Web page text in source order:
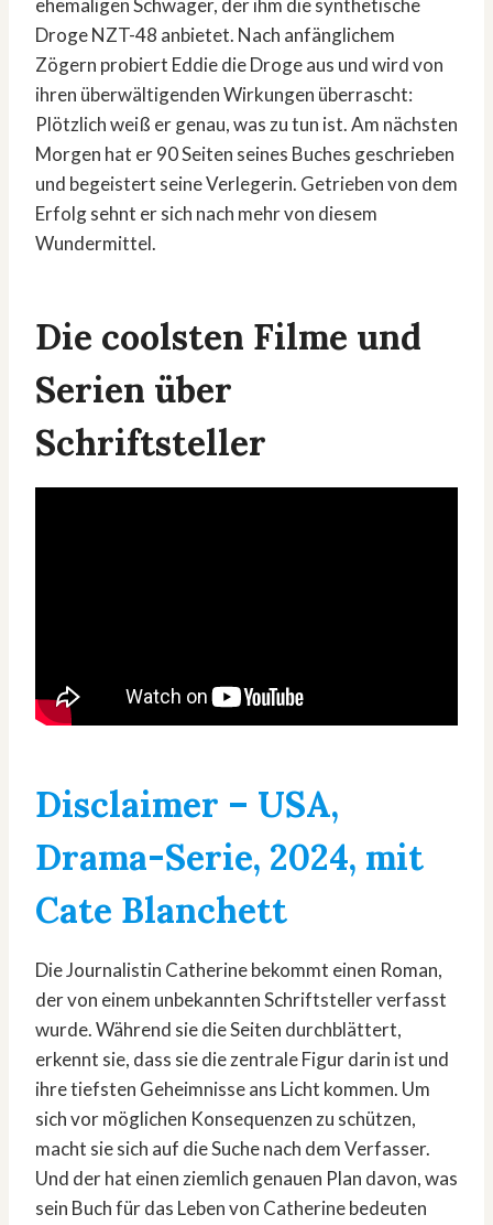
ehemaligen Schwager, der ihm die synthetische
Droge NZT-48 anbietet. Nach anfänglichem
Zögern probiert Eddie die Droge aus und wird von
ihren überwältigenden Wirkungen überrascht:
Plötzlich weiß er genau, was zu tun ist. Am nächsten
Morgen hat er 90 Seiten seines Buches geschrieben
und begeistert seine Verlegerin. Getrieben von dem
Erfolg sehnt er sich nach mehr von diesem
Wundermittel.
Die coolsten Filme und
Serien über
Schriftsteller
Disclaimer – USA,
Drama-Serie, 2024, mit
Cate Blanchett
Die Journalistin Catherine bekommt einen Roman,
der von einem unbekannten Schriftsteller verfasst
wurde. Während sie die Seiten durchblättert,
erkennt sie, dass sie die zentrale Figur darin ist und
ihre tiefsten Geheimnisse ans Licht kommen. Um
sich vor möglichen Konsequenzen zu schützen,
macht sie sich auf die Suche nach dem Verfasser.
Und der hat einen ziemlich genauen Plan davon, was
sein Buch für das Leben von Catherine bedeuten